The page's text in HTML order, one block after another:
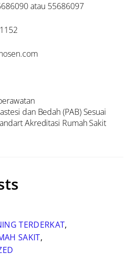
atau 55686097
dan Bedah (PAB) Sesuai
Akreditasi Rumah Sakit
TERDERKAT,
SAKIT,